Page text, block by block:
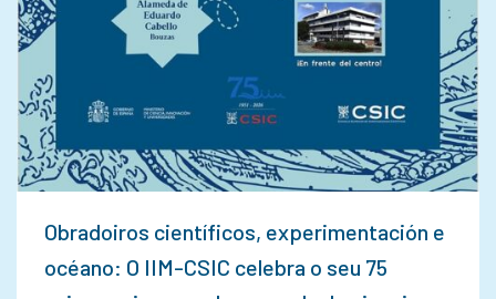
Obradoiros científicos, experimentación e
océano: O IIM-CSIC celebra o seu 75